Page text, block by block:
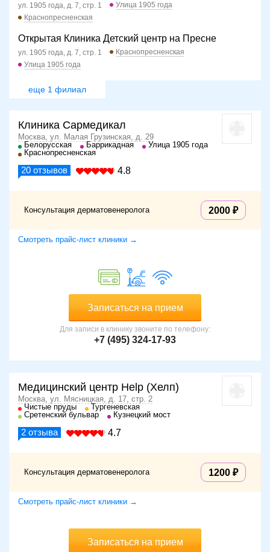
ул. 1905 года, д. 7, стр. 1
Улица 1905 года
Краснопресненская
Открытая Клиника Детский центр на Пресне
ул. 1905 года, д. 7, стр. 1
Краснопресненская
Улица 1905 года
еще 1 филиал
Клиника Сармедикал
Москва, ул. Малая Грузинская, д. 29
Белорусская
Баррикадная
Улица 1905 года
Краснопресненская
20 отзывов 4.8
Консультация дерматовенеролога 2000
Смотреть прайс-лист клиники →
Записаться на прием
Для записи в клинику звоните по телефону:
+7 (495) 324-17-93
Медицинский центр Help (Хелп)
Москва, ул. Мясницкая, д. 17, стр. 2
Чистые пруды
Тургеневская
Сретенский бульвар
Кузнецкий мост
2 отзыва 4.7
Консультация дерматовенеролога 1200
Смотреть прайс-лист клиники →
Записаться на прием